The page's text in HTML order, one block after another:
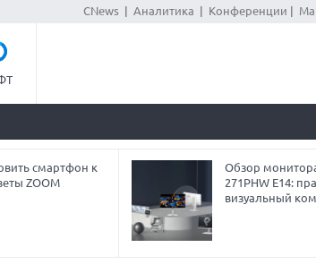
CNews| Аналитика Конференции
смартфон к
ZOOM
Обзор
271PHW E14:
визуальный